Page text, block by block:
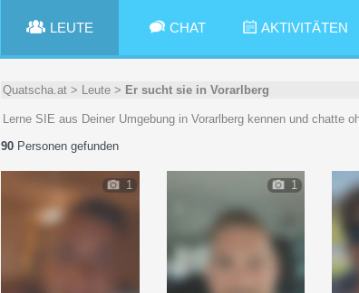
LEUTE CHAT AKTIVITÄTEN
Quatscha.at > Leute > Er sucht sie in Vorarlberg
Lerne SIE aus Deiner Umgebung in Vorarlberg kennen und chatte
90 Personen gefunden
1 1